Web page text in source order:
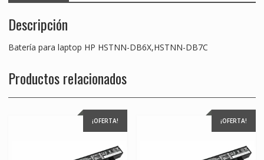
Descripción
Batería para laptop HP HSTNN-DB6X,HSTNN-DB7C
Productos relacionados
¡OFERTA! ¡OFERTA!